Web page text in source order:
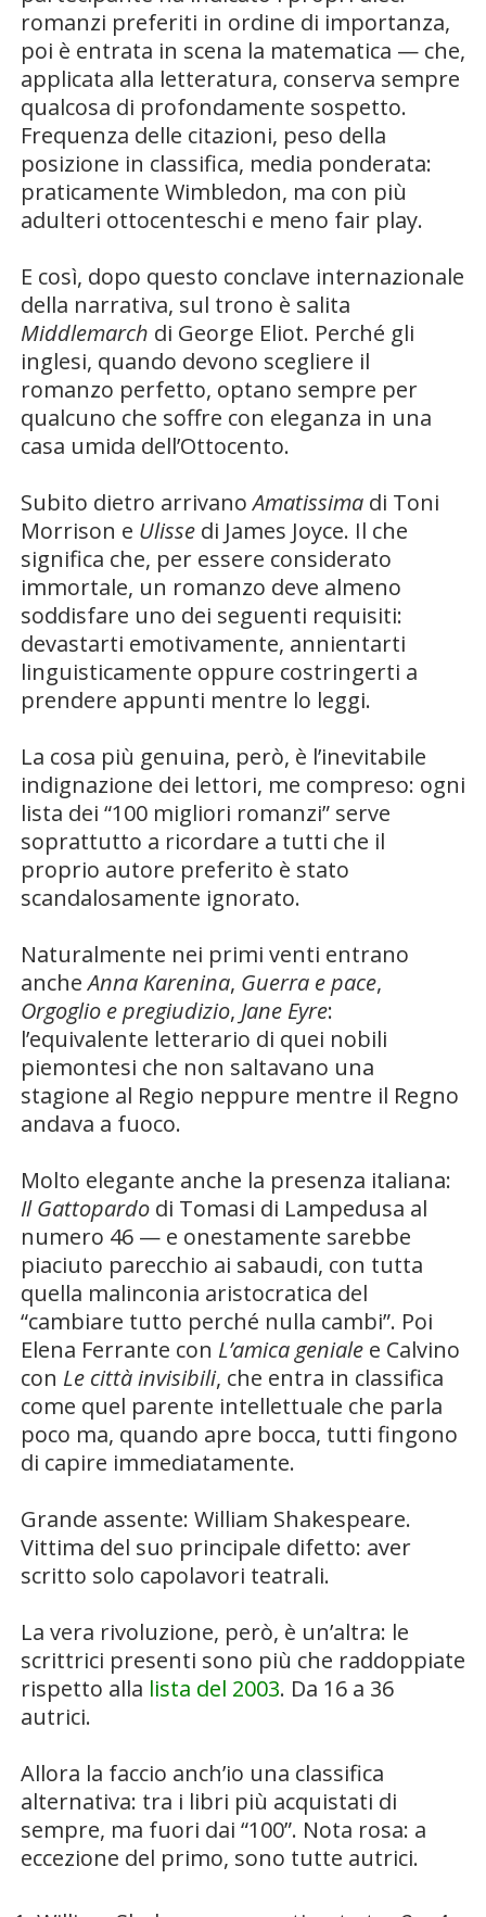
romanzi preferiti in ordine di importanza,
poi è entrata in scena la matematica — che,
applicata alla letteratura, conserva sempre
qualcosa di profondamente sospetto.
Frequenza delle citazioni, peso della
posizione in classifica, media ponderata:
praticamente Wimbledon, ma con più
adulteri ottocenteschi e meno fair play.
E così, dopo questo conclave internazionale
della narrativa, sul trono è salita
Middlemarch di George Eliot. Perché gli
inglesi, quando devono scegliere il
romanzo perfetto, optano sempre per
qualcuno che soffre con eleganza in una
casa umida dell’Ottocento.
Subito dietro arrivanoAmatissimadi Toni
Morrison e Ulissedi James Joyce. Il che
significa che, per essere considerato
immortale, un romanzo deve almeno
soddisfare uno dei seguenti requisiti:
devastarti emotivamente, annientarti
linguisticamente oppure costringerti a
prendere appunti mentre lo leggi.
La cosa più genuina, però, è l’inevitabile
indignazione dei lettori, me compreso: ogni
lista dei “100 migliori romanzi” serve
soprattutto a ricordare a tutti che il
proprio autore preferito è stato
scandalosamente ignorato.
Naturalmente nei primi venti entrano
ancheAnna Karenina, Guerra e pace,
Orgoglio e pregiudizio, Jane Eyre:
l’equivalente letterario di quei nobili
piemontesi che non saltavano una
stagione al Regio neppure mentre il Regno
andava a fuoco.
Molto elegante anche la presenza italiana:
Il Gattopardodi Tomasi di Lampedusa al
numero 46 — e onestamente sarebbe
piaciuto parecchio ai sabaudi, con tutta
quella malinconia aristocratica del
“cambiare tutto perché nulla cambi”. Poi
Elena Ferrante con L’amica genialee Calvino
con Le città invisibili, che entra in classifica
come quel parente intellettuale che parla
poco ma, quando apre bocca, tutti fingono
di capire immediatamente.
Grande assente: William Shakespeare.
Vittima del suo principale difetto: aver
scritto solo capolavori teatrali.
La vera rivoluzione, però, è un’altra: le
scrittrici presenti sono più che raddoppiate
rispetto alla lista del 2003. Da 16 a 36
autrici.
Allora la faccio anch’io una classifica
alternativa: tra i libri più acquistati di
sempre, ma fuori dai “100”. Nota rosa: a
eccezione del primo, sono tutte autrici.